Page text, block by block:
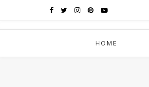
HOME